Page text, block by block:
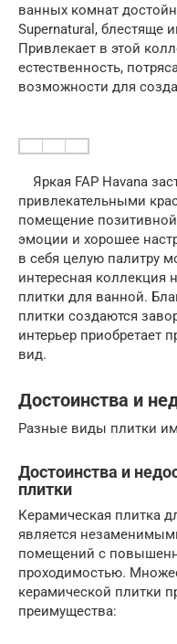
ванных комнат
Supernatural, блестяще
Привлекает в этой
естественность,
возможности для
Яркая FAP Havana
привлекательными
помещение
эмоции и хорошее
в себя целую палитру
интересная коллекция
плитки для ванной.
плитки создаются
интерьер приобретает
вид.
Достоинства и
Разные виды плитки
Достоинства и
плитки
Керамическая плитка
является
помещений с
проходимостью.
керамической плитки
преимущества: